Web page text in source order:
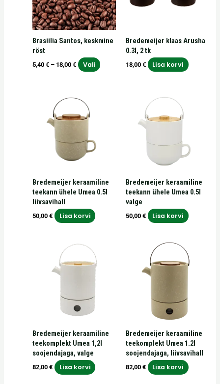
Brasiilia Santos, keskmine
röst
5,40€ – 18,00€ Vali
Valikuid
saab
teha
tootelehel.Bredemeijer klaas Arusha
0.3l, 2 tk
18,00 € Lisa korvi
Bredemeijer keraamiline
teekann ühele Umea 0.5l
liivsavihall
50,00€ Lisa korvi
Bredemeijer keraamiline
teekann ühele Umea 0.5l
valge
50,00 € Lisa korvi
Bredemeijer keraamiline
teekomplekt Umea 1,2l
soojendajaga, valge
82,00€ Lisa korvi
Bredemeijer keraamiline
teekomplekt Umea 1.2l
soojendajaga, liivsavihall
82,00 € Lisa korvi